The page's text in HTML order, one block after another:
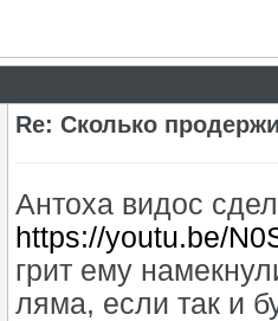
Re: Сколько
Антоха видос
https://youtu.be/
грит ему
ляма, если так и